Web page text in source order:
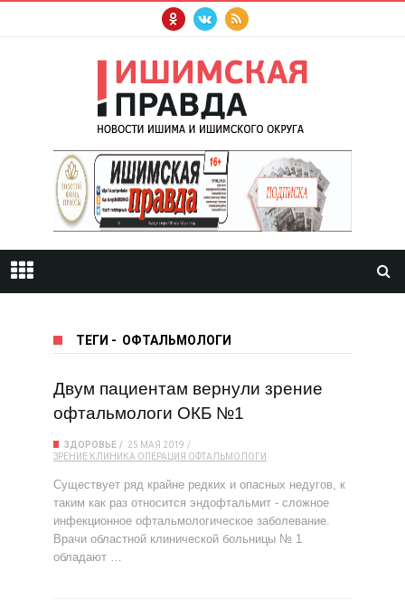
ТЕГИ - ОФТАЛЬМОЛОГИ
Двум пациентам вернули зрение
офтальмологи ОКБ №1
ЗДОРОВЬЕ
25 МАЯ 2019
ЗРЕНИЕ КЛИНИКА ОПЕРАЦИЯ ОФТАЛЬМОЛОГИ
Существует ряд крайне редких и опасных недугов, к
таким как раз относится эндофтальмит - сложное
инфекционное офтальмологическое заболевание.
Врачи областной клинической больницы № 1
обладают …